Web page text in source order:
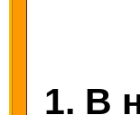
1. В